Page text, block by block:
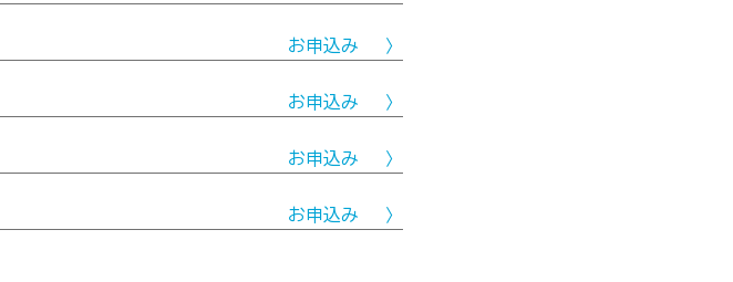
お申込み
お申込み
お申込み
お申込み